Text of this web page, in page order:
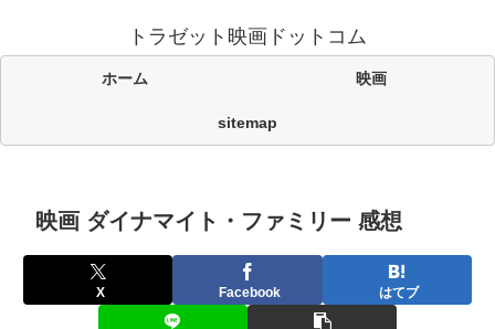
トラゼット映画ドットコム
ホーム 映画
sitemap
映画 ダイナマイト・ファミリー 感想
X Facebook はてブ